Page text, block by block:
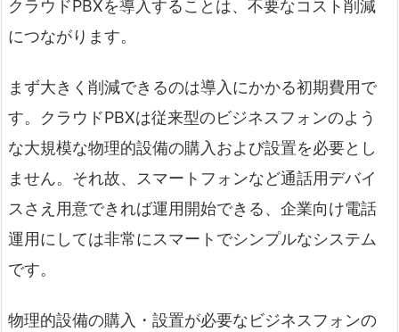
クラウドPBXを導入することは、不要なコスト削減
につながります。
まず大きく削減できるのは導入にかかる初期費用で
す。クラウドPBXは従来型のビジネスフォンのよう
な大規模な物理的設備の購入および設置を必要とし
ません。それ故、スマートフォンなど通話用デバイ
スさえ用意できれば運用開始できる、企業向け電話
運用にしては非常にスマートでシンプルなシステム
です。
物理的設備の購入・設置が必要なビジネスフォンの